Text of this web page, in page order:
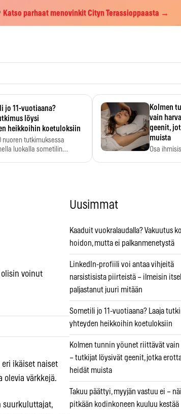
Katso parhaat menovinkit Cityn Terassioppaasta →
jo 11-vuotiaana?
löysi
heikkoihin koetuloksiin
nuoren tutkimuksessa
luokalla sometilin…
Kolmen
vain
geenit,
muista
Osa
voinut
ikäiset naiset
olevia värkkejä.
suurkuluttajat,
Uusimmat
Kaaduit vuokralaudalla? Vakuutus
hoidon, mutta ei palkanmenetystä
LinkedIn-profiili voi antaa vihjeitä
narsistisista piirteistä – ilmeisin
paljastanut juuri mitään
Sometili jo 11-vuotiaana? Laaja
yhteyden heikkoihin koetuloksiin
Kolmen tunnin yöunet riittävät vain
– tutkijat löysivät geenit, jotka
heidät muista
Takuu päättyi, myyjän vastuu ei –
pitkään kodinkoneen kuuluu kestää